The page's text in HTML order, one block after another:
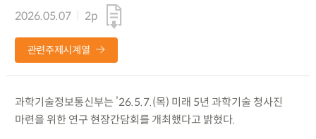
2026.05.07
2p
관련주제시계열
과학기술정보통신부는 ’26.5.7.(목) 미래 5년 과학기술 청사진
마련을 위한 연구 현장간담회를 개최했다고 밝혔다.